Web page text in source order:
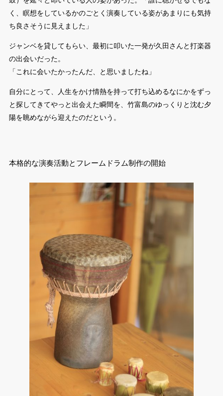
く、瞑想をしているかのごとく演奏している姿があまりにも気持
ち良さそうに見えました」
ジャンベを貸してもらい、最初に叩いた一発が久田さんと打楽器
の出会いだった。
「これに会いたかったんだ、と思いましたね」
自分にとって、人生をかけ情熱を持って打ち込めるなにかをずっ
と探してきてやっと出会えた瞬間を、竹富島のゆっくりと沈む夕
陽を眺めながら迎えたのだという。
本格的な演奏活動とフレームドラム制作の開始